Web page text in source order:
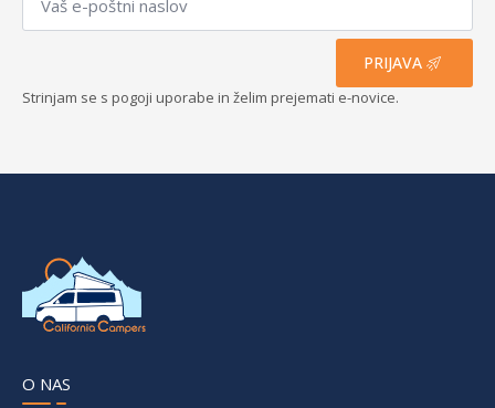
PRIJAVA
Strinjam se s pogoji uporabe in želim prejemati e-novice.
O NAS